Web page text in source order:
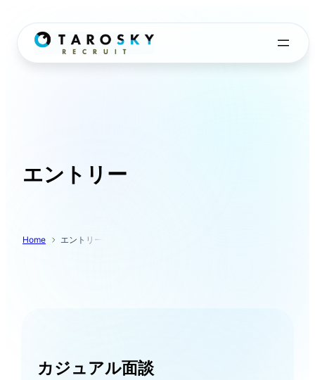
エントリー
Home エントリー
カジュアル面談